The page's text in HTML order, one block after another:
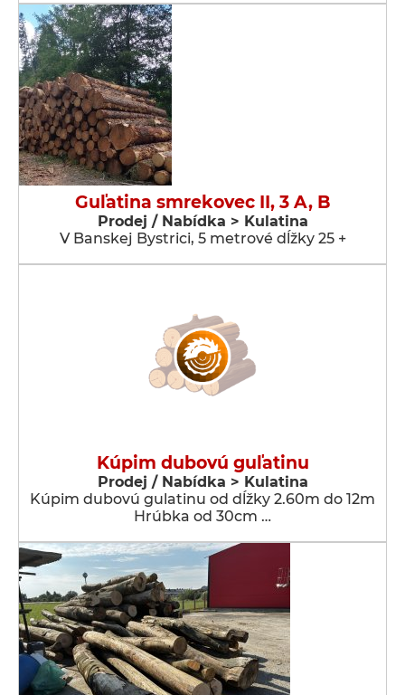
Guľatina smrekovec II, 3 A, B
Prodej / Nabídka > Kulatina
V Banskej Bystrici, 5 metrové dĺžky 25 +
Kúpim dubovú guľatinu
Prodej / Nabídka > Kulatina
Kúpim dubovú gulatinu od dĺžky 2.60m do 12m
Hrúbka od 30cm …